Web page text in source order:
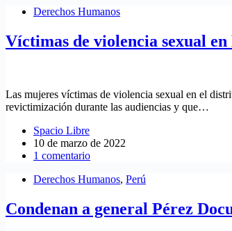
Derechos Humanos
Víctimas de violencia sexual
Las mujeres víctimas de violencia sexual en el
revictimización durante las audiencias y que…
Spacio Libre
10 de marzo de 2022
1 comentario
Derechos Humanos, Perú
Condenan a general Pérez